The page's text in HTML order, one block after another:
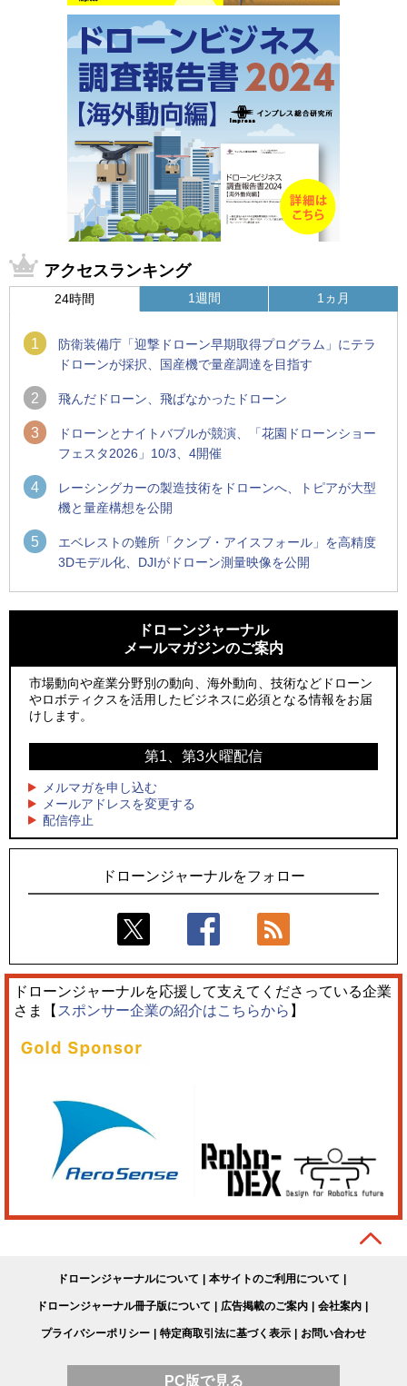
アクセスランキング
24時間
1
防衛装備庁「迎撃ドローン早期取得プログラム」にテラ
ドローンが採択、国産機で量産調達を目指す
2 飛んだドローン、飛ばなかったドローン
3
ドローンとナイトバブルが競演、「花園ドローンショー
フェスタ2026」10/3、4開催
4
レーシングカーの製造技術をドローンへ、トピアが大型
機と量産構想を公開
5
エベレストの難所「クンブ・アイスフォール」を高精度
3Dモデル化、DJIがドローン測量映像を公開
1週間
ン」とドローンショーによる新演出を実施
防衛装備庁「迎撃ドローン早期取得プログラム」にテラドロ
ーンが採択、国産機で量産調達を目指す
レッドクリフ、足利花火大会で映画『スパイダーマン』や
ドローンとナイトバブルが競演、「花園ドローンショーフェ
スタ2026」10/3、4開催
飛んだドローン、飛ばなかったドローン
1ヵ月
ン」とドローンショーによる新演出を実施
国産AUVを社会実装へ、スタートアップ「BlueArch株式会
社」設立
防衛装備庁「迎撃ドローン早期取得プログラム」にテラドロ
サザンビーチちがさき花火大会で「復活の花火」打ち上げ、
キリンビールがライブ中継と連動した支援企画
ロボデックス、2時間超の飛行を目指す新型水素燃料電池ドロ
ーンを公開
ドローンジャーナル
メールマガジンのご案内
市場動向や産業分野別の動向、海外動向、技術などドローン
やロボティクスを活用したビジネスに必須となる情報をお届
けします。
第1、第3火曜配信
メルマガを申し込む
メールアドレスを変更する
配信停止
ドローンジャーナルをフォロー
ドローンジャーナルを応援して支えてくださっている企業
さま【 スポンサー企業の紹介はこちらから 】
ドローンジャーナルについて 本サイトのご利用について
ドローンジャーナル冊子版について 広告掲載のご案内 会社案内
プライバシーポリシー 特定商取引法に基づく表示 お問い合わせ
PC版で見る